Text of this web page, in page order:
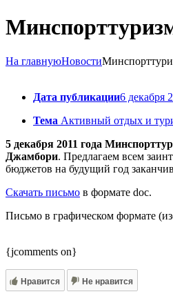
На главнуюНовости
Дата публикации6 декабря
Тема Активный отдых и
5 декабря 2011 года
Джамбори. Предлагаем всем
бюджетов на будущий год
Скачать письмо в формате doc.
Письмо в графическом формате
{jcomments on}
Нравится Не нравится